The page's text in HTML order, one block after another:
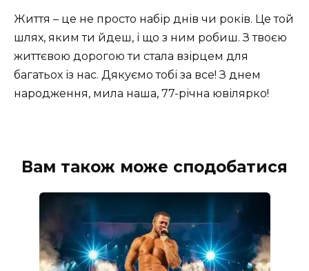
Життя – це не просто набір днів чи років. Це той
шлях, яким ти йдеш, і що з ним робиш. З твоєю
життєвою дорогою ти стала взірцем для
багатьох із нас. Дякуємо тобі за все! З днем
народження, мила наша, 77-річна ювілярко!
Вам також може сподобатися